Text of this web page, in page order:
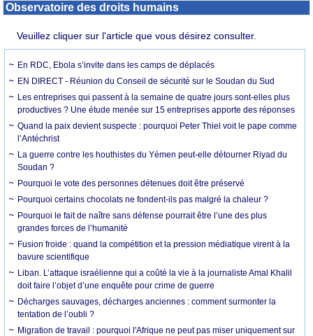
Observatoire des droits humains
Veuillez cliquer sur l'article que vous désirez consulter.
En RDC, Ebola s’invite dans les camps de déplacés
EN DIRECT - Réunion du Conseil de sécurité sur le Soudan du Sud
Les entreprises qui passent à la semaine de quatre jours sont-elles plus
productives ? Une étude menée sur 15 entreprises apporte des réponses
Quand la paix devient suspecte : pourquoi Peter Thiel voit le pape comme
l’Antéchrist
La guerre contre les houthistes du Yémen peut-elle détourner Riyad du
Soudan ?
Pourquoi le vote des personnes détenues doit être préservé
Pourquoi certains chocolats ne fondent-ils pas malgré la chaleur ?
Pourquoi le fait de naître sans défense pourrait être l’une des plus
grandes forces de l’humanité
Fusion froide : quand la compétition et la pression médiatique virent à la
bavure scientifique
Liban. L’attaque israélienne qui a coûté la vie à la journaliste Amal Khalil
doit faire l’objet d’une enquête pour crime de guerre
Décharges sauvages, décharges anciennes : comment surmonter la
tentation de l’oubli ?
Migration de travail : pourquoi l'Afrique ne peut pas miser uniquement sur